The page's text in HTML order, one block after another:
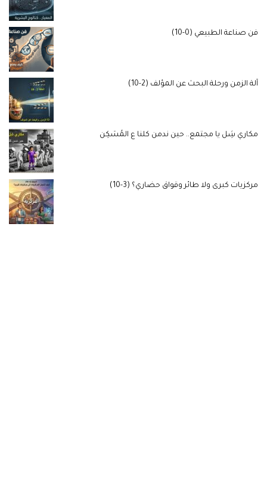
فن صناعة الطبيعي (0-10)
آلة الزمن ورحلة البحث عن المؤلف (2-10)
مكاري شِل يا مجتمع.. حين ندمن كلنا ع المُسَكِن
مركزيات كبرى ولا طائر وقواق حضاري؟ (3-10)